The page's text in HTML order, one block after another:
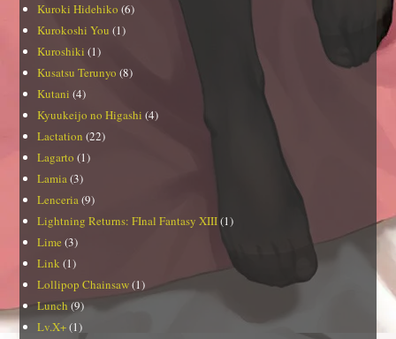
Kuroki Hidehiko (6)
Kurokoshi You (1)
Kuroshiki (1)
Kusatsu Terunyo (8)
Kutani (4)
Kyuukeijo no Higashi (4)
Lactation (22)
Lagarto (1)
Lamia(3)
Lenceria(9)
Lightning Returns: FInal Fantasy XIII(1)
Lime (3)
Link (1)
Lollipop Chainsaw(1)
Lunch (9)
Lv.X+(1)